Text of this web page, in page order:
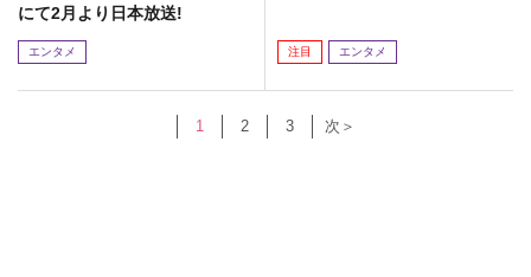
にて2月より日本放送!
エンタメ 注目 エンタメ
1 2 3 次＞